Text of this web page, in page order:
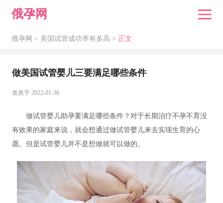
俄孕网
俄孕网 > 美国试管成功率有多高 > 正文
做美国试管婴儿三要满足哪些条件
发表于 2022-01-30
做试管婴儿助孕要满足哪些条件？对于长期治疗不孕不育没
有效果的家庭来说，就会想通过做试管婴儿来去实现生育的心
愿。但是试管婴儿并不是想做就可以做的。